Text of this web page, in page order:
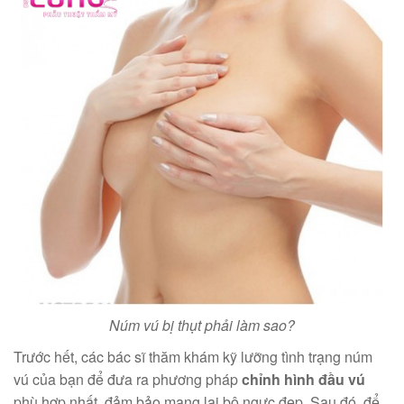
Núm vú bị thụt phải làm sao?
Trước hết, các bác sĩ thăm khám kỹ lưỡng tình trạng núm
vú của bạn để đưa ra phương phápchỉnh hình đầu vú